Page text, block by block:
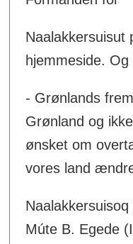
Naalakkersuisut
hjemmeside.
- Grønlands
Grønland og
ønsket om
vores land
Múte B. Egede